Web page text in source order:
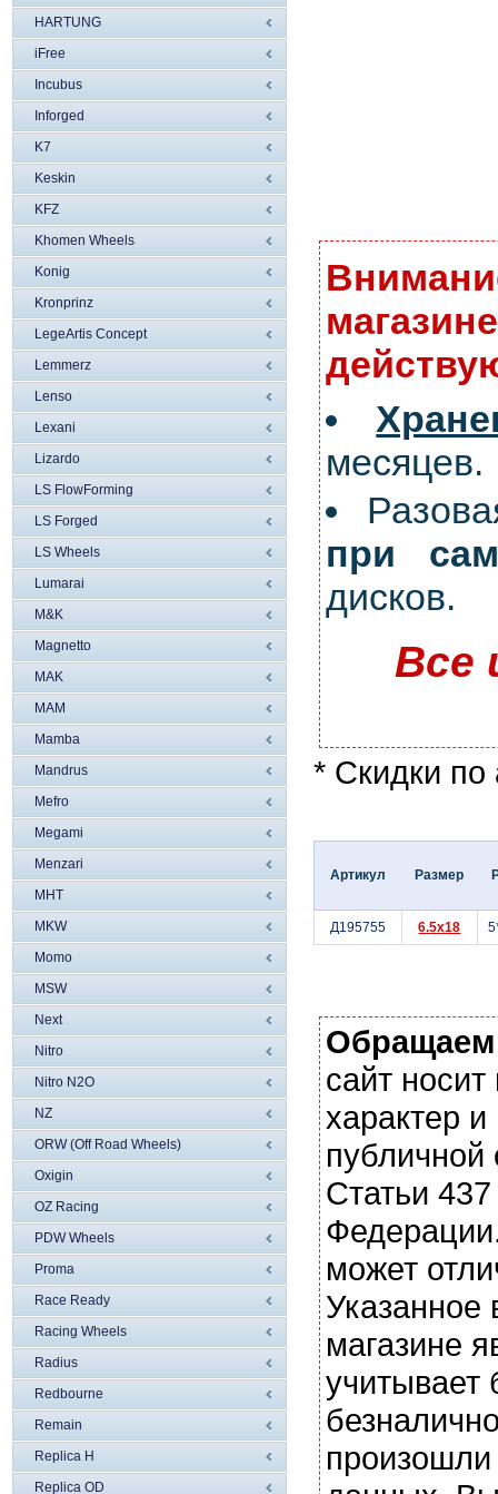
HARTUNG
iFree
Incubus
Inforged
K7
Keskin
KFZ
Khomen Wheels
Konig
Kronprinz
LegeArtis Concept
Lemmerz
Lenso
Lexani
Lizardo
LS FlowForming
LS Forged
LS Wheels
Lumarai
M&K
Magnetto
MAK
MAM
Mamba
Mandrus
Mefro
Megami
Menzari
MHT
MKW
Momo
MSW
Next
Nitro
Nitro N2O
NZ
ORW (Off Road Wheels)
Oxigin
OZ Racing
PDW Wheels
Proma
Race Ready
Racing Wheels
Radius
Redbourne
Remain
Replica H
Replica OD
месяцев.
при
дисков.
Все
* Скидки по
Артикул Размер
Д195755 6.5x18
сайт
характер
Статьи
может
магазине
учитывает